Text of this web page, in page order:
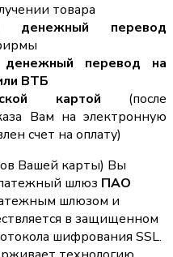
товара
денежный перевод
денежный перевод на
ВТБ
картой (после
Вам на электронную
счет на оплату)
Вашей карты) Вы
шлюз ПАО
шлюзом и
в защищенном
шифрования SSL.